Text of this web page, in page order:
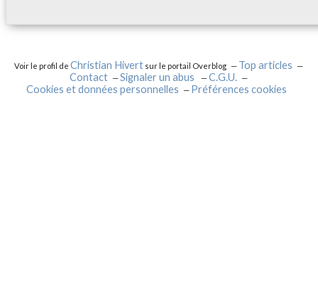
Voir le profil deChristian Hivert sur le portail Overblog
Top articles
Contact
Signaler un abus
C.G.U.
Cookies et données personnelles
Préférences cookies